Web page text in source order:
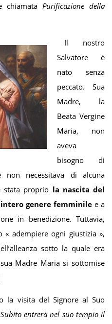
chiamata Purificazione della
Il nostro
Salvatore è
nato senza
peccato. Sua
Madre, la
Beata Vergine
Maria, non
aveva
bisogno di
non necessitava di alcuna
stata proprio la nascita del
genere femminile e a
in benedizione. Tuttavia,
« adempiere ogni giustizia »,
sotto la quale era
Madre Maria si sottomise
la visita del Signore al Suo
Subito entrerà nel suo tempio il